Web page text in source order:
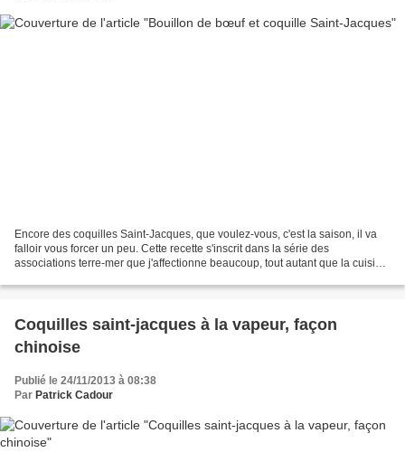
Encore des coquilles Saint-Jacques, que voulez-vous, c'est la saison, il va
falloir vous forcer un peu. Cette recette s'inscrit dans la série des
associations terre-mer que j'affectionne beaucoup, tout autant que la cuisine
Coquilles saint-jacques à la vapeur, façon
chinoise
Publié le 24/11/2013 à 08:38
Par Patrick Cadour